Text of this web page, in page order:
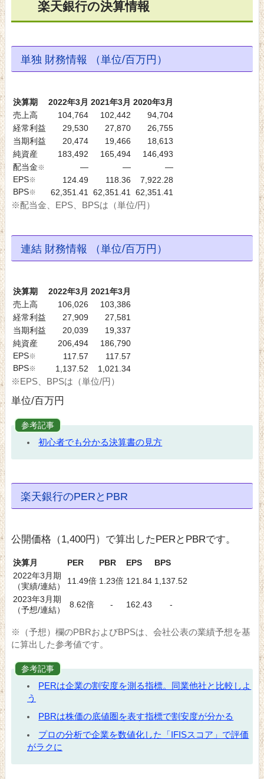
楽天銀行の決算情報
単独 財務情報 （単位/百万円）
決算期 2022年3月 2021年3月 2020年3月
売上高
104,764 102,442
94,704
経常利益
29,530 27,870
26,755
当期利益
20,474 19,466
18,613
純資産
183,492 165,494
146,493
配当金※ ― ―
―
EPS※ 124.49 118.36
7,922.28
BPS※ 62,351.41 62,351.41 62,351.41
※配当金、EPS、BPSは（単位/円）
連結 財務情報 （単位/百万円）
決算期 2022年3月 2021年3月
売上高
106,026
103,386
経常利益
27,909
27,581
当期利益
20,039
19,337
純資産
206,494
186,790
EPS※ 117.57
117.57
BPS※ 1,137.52 1,021.34
※EPS、BPSは（単位/円）
単位/百万円
参考記事
初心者でも分かる決算書の見方
楽天銀行のPERとPBR
公開価格（1,400円）で算出したPERとPBRです。
決算月 PER PBR EPS
BPS
2022年3月期
（実績/連結）
11.49倍 1.23倍 121.84 1,137.52
2023年3月期
（予想/連結）
8.62倍 - 162.43 -
※（予想）欄のPBRおよびBPSは、会社公表の業績予想を基
に算出した参考値です。
参考記事
PERは企業の割安度を測る指標。同業他社と比較しよ
う
PBRは株価の底値圏を表す指標で割安度が分かる
プロの分析で企業を数値化した「IFISスコア」で評価
がラクに